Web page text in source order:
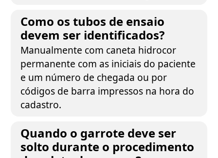
Como os tubos de ensaio
devem ser identificados?
Manualmente com caneta hidrocor
permanente com as iniciais do paciente
e um número de chegada ou por
códigos de barra impressos na hora do
cadastro.
Quando o garrote deve ser
solto durante o procedimento